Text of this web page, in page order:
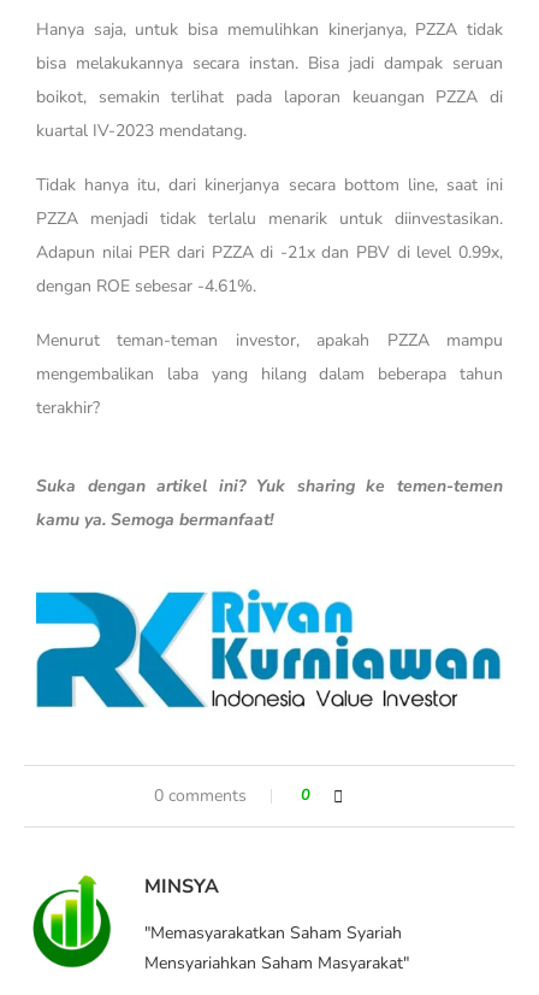
Hanya saja, untuk bisa memulihkan kinerjanya, PZZA tidak
bisa melakukannya secara instan. Bisa jadi dampak seruan
boikot, semakin terlihat pada laporan keuangan PZZA di
kuartal IV-2023 mendatang.
Tidak hanya itu, dari kinerjanya secara bottom line, saat ini
PZZA menjadi tidak terlalu menarik untuk diinvestasikan.
Adapun nilai PER dari PZZA di -21x dan PBV di level 0.99x,
dengan ROE sebesar -4.61%.
Menurut teman-teman investor, apakah PZZA mampu
mengembalikan laba yang hilang dalam beberapa tahun
terakhir?
Suka dengan artikel ini? Yuk sharing ke temen-temen
kamu ya. Semoga bermanfaat!
0 comments 0
MINSYA
"Memasyarakatkan Saham Syariah
Mensyariahkan Saham Masyarakat"